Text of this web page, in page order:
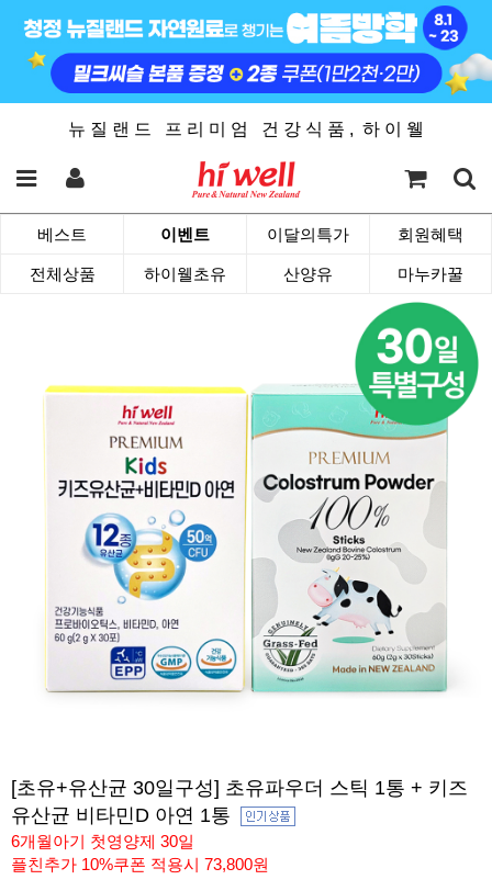
뉴 질 랜 드 프 리 미 엄 건 강 식 품 , 하 이 웰
베스트 이벤트 이달의특가 회원혜택
전체상품 하이웰초유 산양유 마누카꿀
[초유+유산균 30일구성] 초유파우더 스틱 1통 + 키즈
유산균 비타민D 아연 1통
6개월아기 첫영양제 30일
플친추가 10%쿠폰 적용시 73,800원